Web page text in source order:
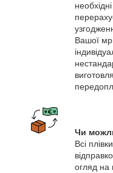
Вашої
Чи
Всі
огляд на